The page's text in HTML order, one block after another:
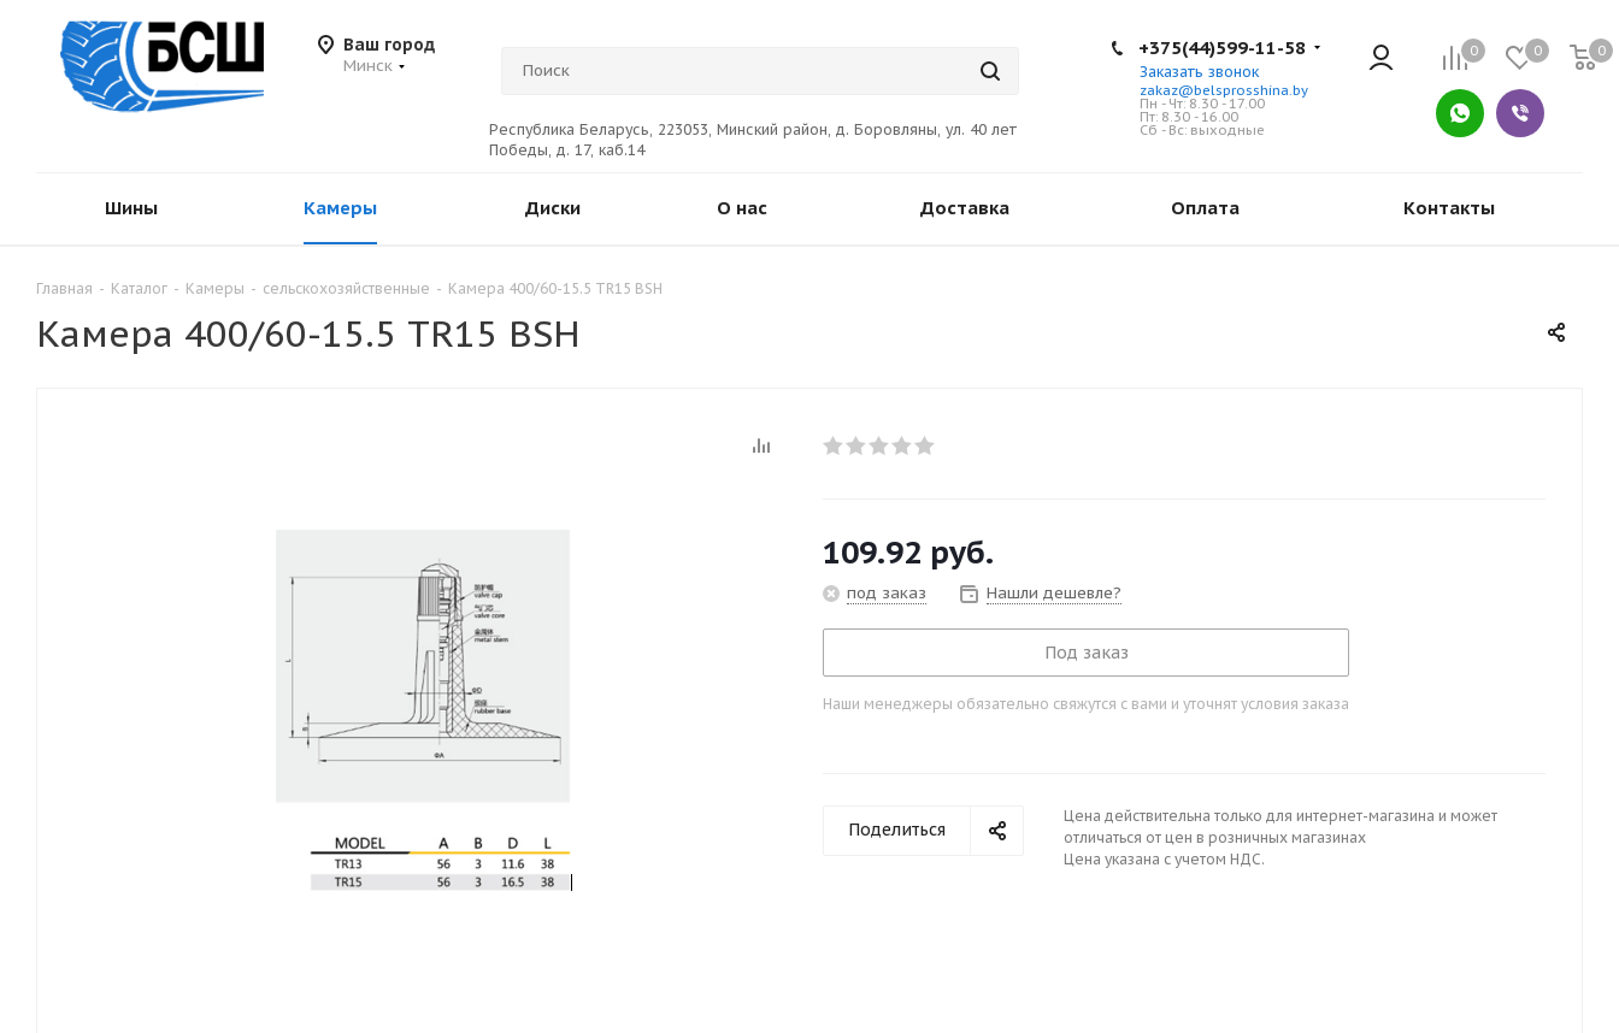
Ваш город
Минск
Республика Беларусь, 223053, Минский район, д. Боровляны, ул. 40 лет
Победы, д. 17, каб.14
0 0 0
+375(44)599-11-58
Заказать звонок
zakaz@belsprosshina.by
Пн - Чт: 8.30 - 17.00
Пт: 8.30 - 16.00
Сб - Вс: выходные
Шины Камеры Диски О нас Доставка Оплата Контакты
Главная - Каталог - Камеры - сельскохозяйственные - Камера 400/60-15.5 TR15 BSH
Камера 400/60-15.5 TR15 BSH
109.92 руб.
под заказ Нашли дешевле?
Под заказ
Наши менеджеры обязательно свяжутся с вами и уточнят условия заказа
Поделиться
Цена действительна только для интернет-магазина и может
отличаться от цен в розничных магазинах
Цена указана с учетом НДС.